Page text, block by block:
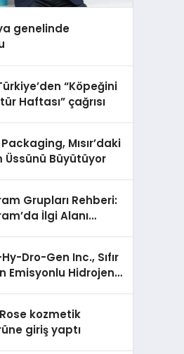
genelinde
“Köpeğini
Haftası” çağrısı
Mısır’daki
Üssünü Büyütüyor
Grupları Rehberi:
İlgi Alanı
Dro-Gen Inc., Sıfır
Emisyonlu Hidrojen
kozmetik
giriş yaptı